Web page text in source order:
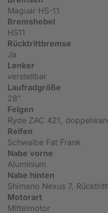
Maguar HS-11
Bremshebel
HS11
Rücktrittbremse
Ja
Lenker
verstellbar
Laufradgröße
28"
Felgen
Ryde ZAC 421,
Reifen
Schwalbe Fat Frank
Nabe vorne
Aluminium
Nabe hinten
Shimano Nexus 7,
Motorart
Mittelmotor